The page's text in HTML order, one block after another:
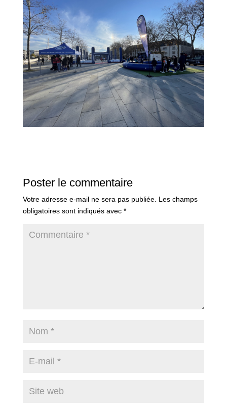
Poster le commentaire
Votre adresse e-mail ne sera pas publiée. Les champs
obligatoires sont indiqués avec *